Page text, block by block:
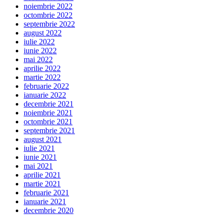
noiembrie 2022
octombrie 2022
septembrie 2022
august 2022
iulie 2022
iunie 2022
mai 2022
aprilie 2022
martie 2022
februarie 2022
ianuarie 2022
decembrie 2021
noiembrie 2021
octombrie 2021
septembrie 2021
august 2021
iulie 2021
iunie 2021
mai 2021
aprilie 2021
martie 2021
februarie 2021
ianuarie 2021
decembrie 2020